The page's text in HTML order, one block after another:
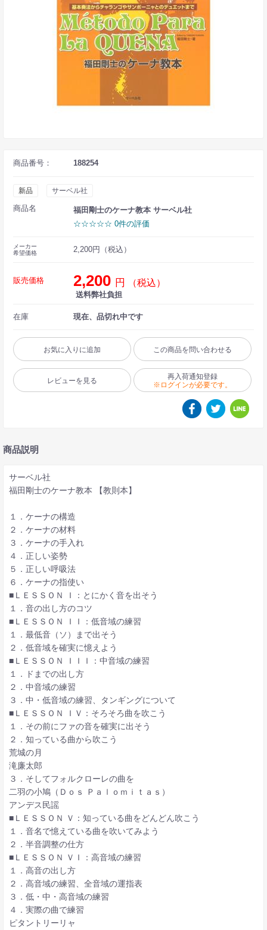
商品番号： 188254
新品 サーベル社
商品名
福田剛士のケーナ教本 サーベル社
☆☆☆☆☆ 0件の評価
メーカー
希望価格
2,200円（税込）
販売価格 2,200 円 （税込）
送料弊社負担
在庫 現在、品切れ中です
お気に入りに追加 この商品を問い合わせる
レビューを見る
再入荷通知登録
※ログインが必要です。
商品説明
サーベル社
福田剛士のケーナ教本 【教則本】
１．ケーナの構造
２．ケーナの材料
３．ケーナの手入れ
４．正しい姿勢
５．正しい呼吸法
６．ケーナの指使い
■ＬＥＳＳＯＮ Ｉ：とにかく音を出そう
１．音の出し方のコツ
■ＬＥＳＳＯＮ ＩＩ：低音域の練習
１．最低音（ソ）まで出そう
２．低音域を確実に憶えよう
■ＬＥＳＳＯＮ ＩＩＩ：中音域の練習
１．ドまでの出し方
２．中音域の練習
３．中・低音域の練習、タンギングについて
■ＬＥＳＳＯＮ ＩＶ：そろそろ曲を吹こう
１．その前にファの音を確実に出そう
２．知っている曲から吹こう
荒城の月
滝廉太郎
３．そしてフォルクローレの曲を
二羽の小鳩（Ｄｏｓ Ｐａｌｏｍｉｔａｓ）
アンデス民謡
■ＬＥＳＳＯＮ Ｖ：知っている曲をどんどん吹こう
１．音名で憶えている曲を吹いてみよう
２．半音調整の仕方
■ＬＥＳＳＯＮ ＶＩ：高音域の練習
１．高音の出し方
２．高音域の練習、全音域の運指表
３．低・中・高音域の練習
４．実際の曲で練習
ピタントリーリャ